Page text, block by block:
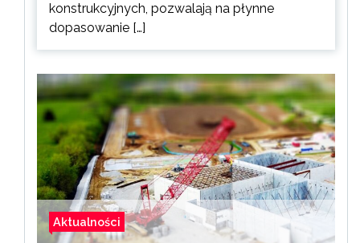
konstrukcyjnych, pozwalają na płynne
dopasowanie […]
Aktualności